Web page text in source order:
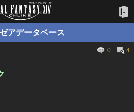
アデータベース
0
4